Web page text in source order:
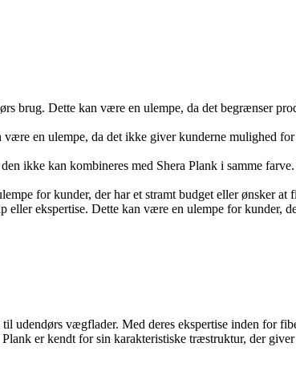
brug. Dette kan være en ulempe, da det begrænser
en ulempe, da det ikke giver kunderne mulighed
ikke kan kombineres med Shera Plank i samme
for kunder, der har et stramt budget eller ønsker at
ekspertise. Dette kan være en ulempe for kunder,
udendørs vægflader. Med deres ekspertise inden for
er kendt for sin karakteristiske træstruktur, der